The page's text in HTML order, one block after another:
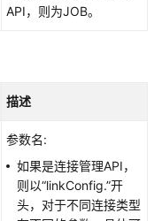
API，则为JOB。
描述
参数名:
如果是连接管理API，
则以“linkConfig.”开
头，对于不同连接类型